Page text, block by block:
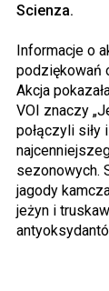
Scienza.
Informacje o
podziękowań
Akcja
VOI znaczy
połączyli siły
sezonowych.
jagody
jeżyn i